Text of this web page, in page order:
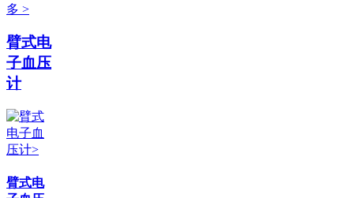
多 >
臂式电
子血压
计
臂式电